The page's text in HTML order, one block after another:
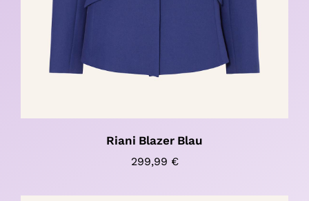
Riani Blazer Blau
299,99 €